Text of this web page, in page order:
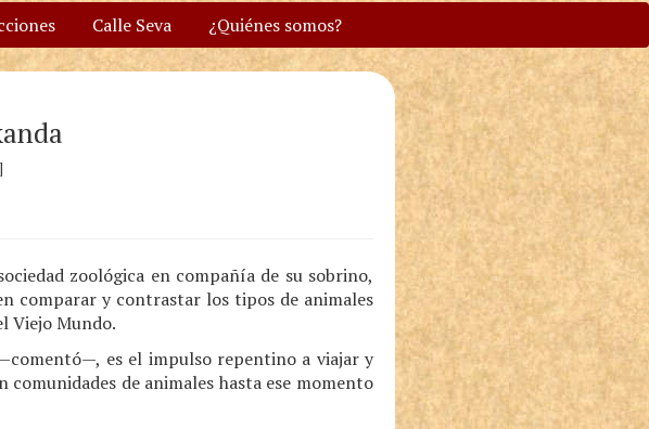
Calle Seva ¿Quiénes somos?
zoológica en compañía de su sobrino,
comparar y contrastar los tipos de animales
Viejo Mundo.
es el impulso repentino a viajar y
de animales hasta ese momento